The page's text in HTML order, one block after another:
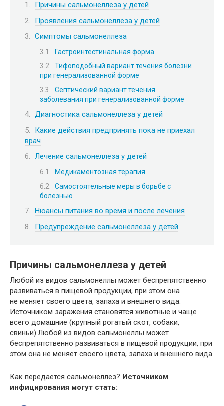
Причины сальмонеллеза у детей
Проявления сальмонеллеза у детей
Симптомы сальмонеллеза
Гастроинтестинальная форма
Тифоподобный вариант течения болезни
при генерализованной форме
Септический вариант течения
заболевания при генерализованной форме
Диагностика сальмонеллеза у детей
Какие действия предпринять пока не приехал
врач
Лечение сальмонеллеза у детей
Медикаментозная терапия
Самостоятельные меры в борьбе с
болезнью
Нюансы питания во время и после лечения
Предупреждение сальмонеллеза у детей
Причины сальмонеллеза у детей
Любой из видов сальмонеллы может беспрепятственно
развиваться в пищевой продукции, при этом она
не меняет своего цвета, запаха и внешнего вида.
Источником заражения становятся животные и чаще
всего домашние (крупный рогатый скот, собаки,
свиньи).Любой из видов сальмонеллы может
беспрепятственно развиваться в пищевой продукции, при
этом она не меняет своего цвета, запаха и внешнего вида
Как передается сальмонеллез? Источником
инфицирования могут стать: